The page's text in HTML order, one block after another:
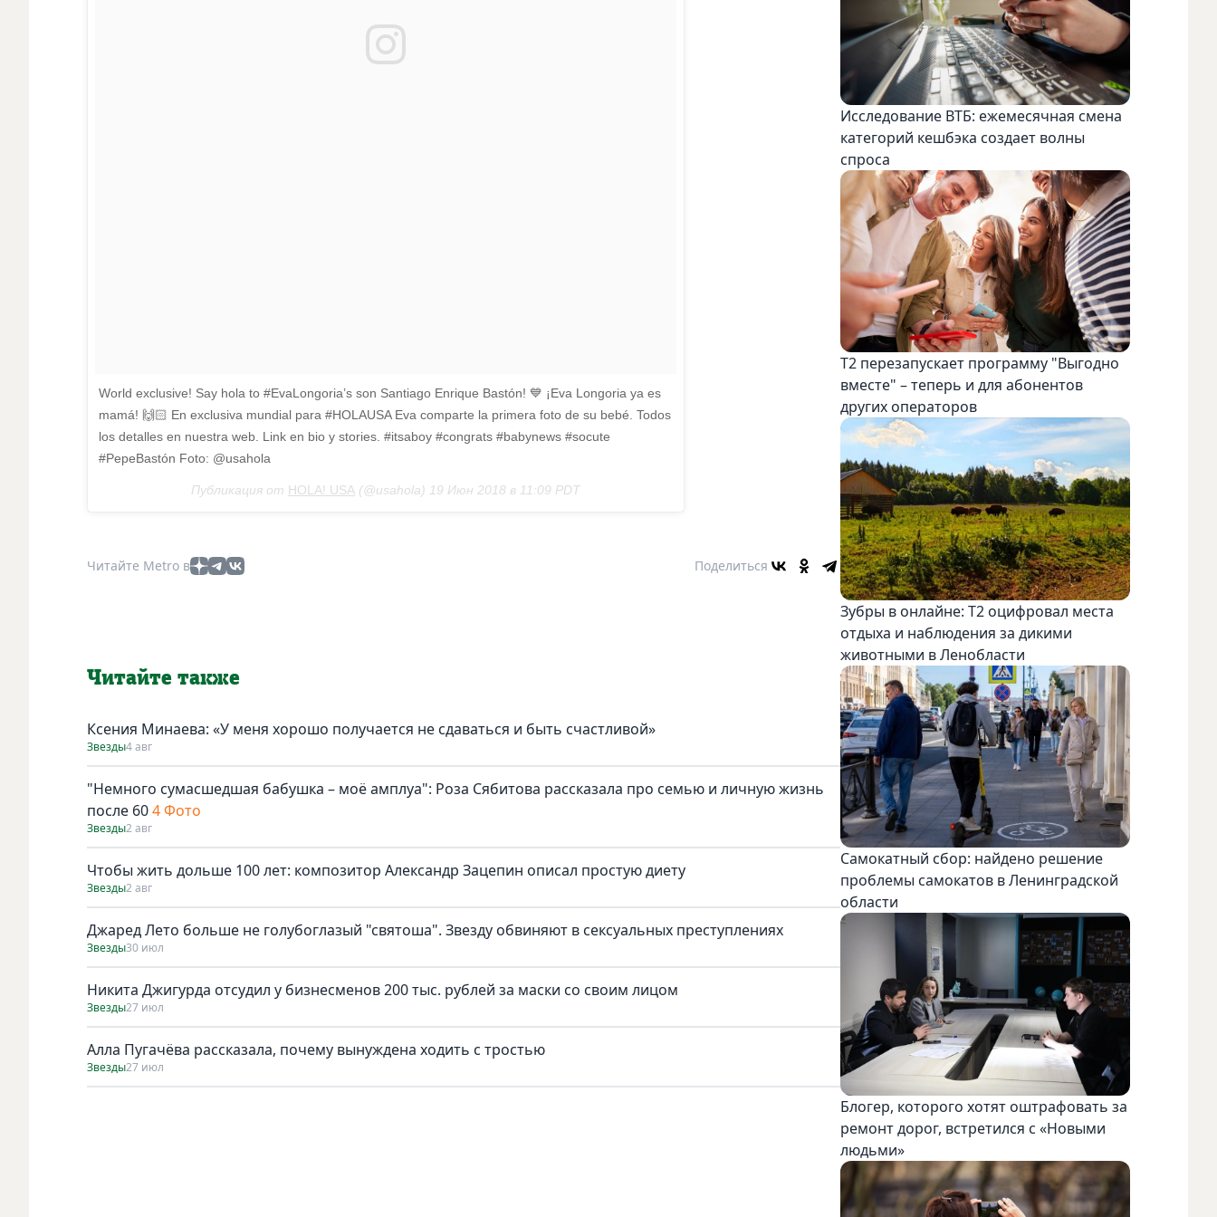
World exclusive! Say hola to #EvaLongoria’s son Santiago Enrique Bastón! 💙 ¡Eva Longoria ya es
mamá! 🙌🏻 En exclusiva mundial para #HOLAUSA Eva comparte la primera foto de su bebé. Todos
los detalles en nuestra web. Link en bio y stories. #itsaboy #congrats #babynews #socute
#PepeBastón Foto: @usahola
Публикация от HOLA! USA (@usahola) 19 Июн 2018 в 11:09 PDT
Читайте Metro в Поделиться
Читайте также
Ксения Минаева: «У меня хорошо получается не сдаваться и быть счастливой»
Звезды4 авг
"Немного сумасшедшая бабушка – моё амплуа": Роза Сябитова рассказала про семью и личную жизнь
после 604 Фото
Звезды2 авг
Чтобы жить дольше 100 лет: композитор Александр Зацепин описал простую диету
Звезды2 авг
Джаред Лето больше не голубоглазый "святоша". Звезду обвиняют в сексуальных преступлениях
Звезды30 июл
Никита Джигурда отсудил у бизнесменов 200 тыс. рублей за маски со своим лицом
Звезды27 июл
Алла Пугачёва рассказала, почему вынуждена ходить с тростью
Звезды27 июл
Исследование ВТБ: ежемесячная смена
категорий кешбэка создает волны
спроса
Т2 перезапускает программу "Выгодно
вместе" – теперь и для абонентов
других операторов
Зубры в онлайне: Т2 оцифровал места
отдыха и наблюдения за дикими
животными в Ленобласти
Самокатный сбор: найдено решение
проблемы самокатов в Ленинградской
области
Блогер, которого хотят оштрафовать за
ремонт дорог, встретился с «Новыми
людьми»